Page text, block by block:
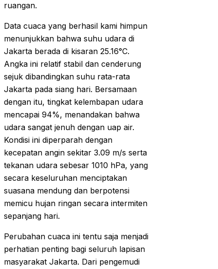
ruangan.
Data cuaca yang berhasil kami himpun
menunjukkan bahwa suhu udara di
Jakarta berada di kisaran 25.16°C.
Angka ini relatif stabil dan cenderung
sejuk dibandingkan suhu rata-rata
Jakarta pada siang hari. Bersamaan
dengan itu, tingkat kelembapan udara
mencapai 94%, menandakan bahwa
udara sangat jenuh dengan uap air.
Kondisi ini diperparah dengan
kecepatan angin sekitar 3.09 m/s serta
tekanan udara sebesar 1010 hPa, yang
secara keseluruhan menciptakan
suasana mendung dan berpotensi
memicu hujan ringan secara intermiten
sepanjang hari.
Perubahan cuaca ini tentu saja menjadi
perhatian penting bagi seluruh lapisan
masyarakat Jakarta. Dari pengemudi